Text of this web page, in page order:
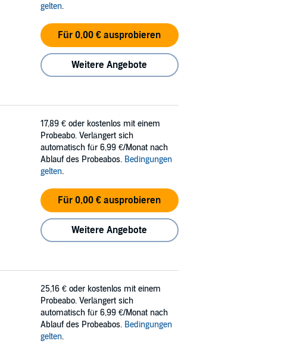
gelten.
Für 0,00 € ausprobieren
Weitere Angebote
17,89 € oder kostenlos mit einem
Probeabo. Verlängert sich
automatisch für 6,99 €/Monat nach
Ablauf des Probeabos. Bedingungen
gelten.
Für 0,00 € ausprobieren
Weitere Angebote
25,16 € oder kostenlos mit einem
Probeabo. Verlängert sich
automatisch für 6,99 €/Monat nach
Ablauf des Probeabos. Bedingungen
gelten.